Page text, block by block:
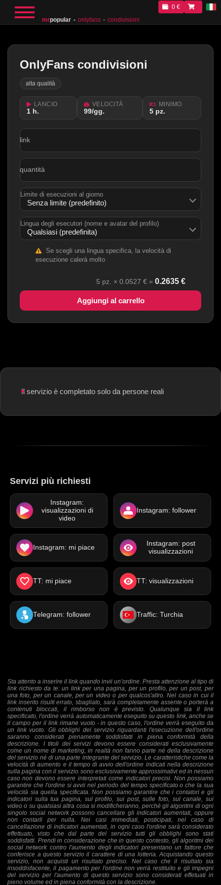
mrpopular onlyfans condivisioni
0 €
OnlyFans condivisioni
alta qualità
LANCIO
1 h.
VELOCITÀ
99/gg.
MINIMO
5 pz.
link
quantità
Limite di esecuzioni al giorno
Lingua degli esecutori (nome e avatar del profilo)
Se scegli una lingua specifica, la velocità di
esecuzione calerà molto
5 pz. × 0.0527 € = 0.2635 €
Aggiungi al carrello
Il servizio è completato solo da persone reali
Servizi più richiesti
Instagram:
visualizzazioni di
video
Instagram: follower
Instagram: mi piace
Instagram: post
visualizzazioni
TT: mi piace TT: visualizzazioni
Telegram: follower Traffic: Turchia
Sta attento a inserire il link quando invii un’ordine. Presta attenzione al tipo di
link richiesto da te: un link per una pagina, per un profilo, per un post, per
una foto, per un canale, per un video o per qualcos'altro. Nel caso in cui il
link inserito risulti errato, sbagliato, sarà completamente assente o porterà a
contenuti bloccati, il rimborso non è previsto. Qualunque sia il link
specificato, l'ordine verrà automaticamente eseguito su questo link, anche se
il campo per il link rimane vuoto - in questo caso, l'ordine verrà eseguito da
un link vuoto. Gli obblighi del servizio riguardanti l'esecuzione dell'ordine
saranno considerati pienamente soddisfatti in piena conformità della
descrizione. I titoli dei servizi devono essere considerati esclusivamente
come un nome di marketing, in realtà non fanno parte né della descrizione
del servizio né di una parte integrante del servizio. Le caratteristiche come la
velocità di aumento e il tempo di avvio dell'ordine indicati nella descrizione
sulla pagina con il servizio sono esclusivamente approssimativi ed in nessun
caso non devono essere interpretati come indicatori precisi. Non possiamo
garantire che l'ordine si avvii nel periodo del tempo specificato o che la sua
velocità sia quella specificata. Non possiamo garantire che i contatori e gli
indicatori sulla tua pagina, sul profilo, sui post, sulle foto, sul canale, sui
video o su qualsiasi altra cosa si modificheranno, perché gli algoritmi di ogni
singolo social network possono cancellare gli indicatori aumentati, oppure
non contarli per nulla. Nei casi immediati, posticipati, nel caso di
cancellazione di indicatori aumentati, in ogni caso l'ordine sarà considerato
effettuato, visto che dal parte del servizio tutti gli obblighi sono stati
soddisfatti. Prendi in considerazione che in questo contesto, gli algoritmi dei
social network contro l'aumento degli indicatori presentano un fattore che
conferisce a questo servizio il carattere di una lotteria. Acquistando questo
servizio, non acquisti un risultato preciso. Nel caso che il risultato sia
insoddisfacente, il pagamento per l'ordine non verrà restituito e gli impegni
del servizio per l'aumento di questo servizio sono considerati effetuati in
pieno volume ed in piena conformità con la descrizione.